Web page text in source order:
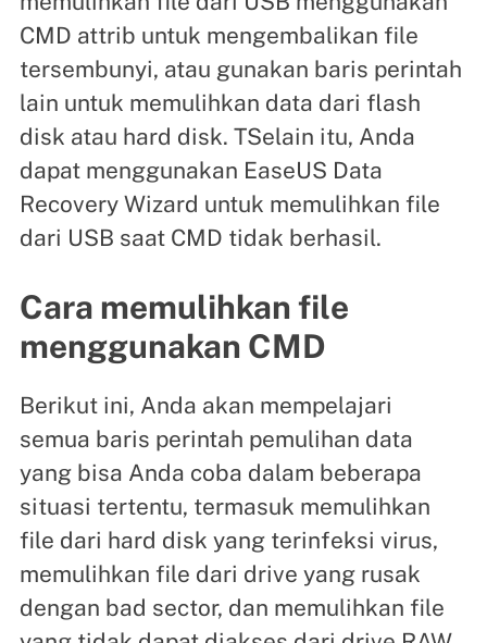
CMD attrib untuk mengembalikan file
tersembunyi, atau gunakan baris perintah
lain untuk memulihkan data dari flash
disk atau hard disk. TSelain itu, Anda
dapat menggunakan EaseUS Data
Recovery Wizard untuk memulihkan file
dari USB saat CMD tidak berhasil.
Cara memulihkan file
menggunakan CMD
Berikut ini, Anda akan mempelajari
semua baris perintah pemulihan data
yang bisa Anda coba dalam beberapa
situasi tertentu, termasuk memulihkan
file dari hard disk yang terinfeksi virus,
memulihkan file dari drive yang rusak
dengan bad sector, dan memulihkan file